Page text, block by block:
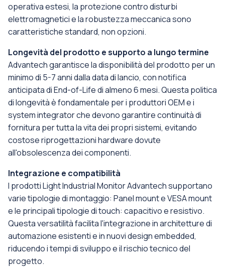
operativa estesi, la protezione contro disturbi
elettromagnetici e la robustezza meccanica sono
caratteristiche standard, non opzioni.
Longevità del prodotto e supporto a lungo termine
Advantech garantisce la disponibilità del prodotto per un
minimo di 5-7 anni dalla data di lancio, con notifica
anticipata di End-of-Life di almeno 6 mesi. Questa politica
di longevità è fondamentale per i produttori OEM e i
system integrator che devono garantire continuità di
fornitura per tutta la vita dei propri sistemi, evitando
costose riprogettazioni hardware dovute
all'obsolescenza dei componenti.
Integrazione e compatibilità
I prodotti Light Industrial Monitor Advantech supportano
varie tipologie di montaggio: Panel mount e VESA mount
e le principali tipologie di touch: capacitivo e resistivo.
Questa versatilità facilita l'integrazione in architetture di
automazione esistenti e in nuovi design embedded,
riducendo i tempi di sviluppo e il rischio tecnico del
progetto.